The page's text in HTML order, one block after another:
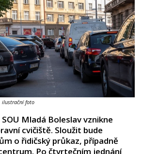
ilustrační foto
SOU Mladá Boleslav vznikne
cvičiště. Sloužit bude
o řidičský průkaz, případně
Po čtvrtečním jednání